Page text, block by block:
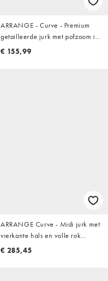
ARRANGE - Curve - Premium
getailleerde jurk met pofzoom in
ecru
€ 155,99
ARRANGE Curve - Midi jurk met
vierkante hals en volle rok
versierd met grote lovertjes in
€ 285,45